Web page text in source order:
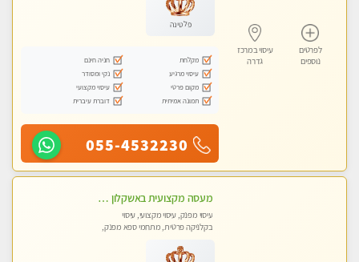
לפרטים
נוספים
עיסוי במרכז
גדרה
פלטינה
מקלחת
חניה חינם
עיסוי מרגיע
נקי ומסודר
מקום פרטי
עיסוי מקצועי
תמונה אמיתית
דוברת עיברית
055-4532230
מעסה מקצועית באשקלון מסאז' מפנק ומשחרר ומרגיע באווירה נעימה ושקטה
עיסוי מפנק, עיסוי מקצועי, עיסוי
בקלניקה פרטית, מתחמי ספא מפנק,